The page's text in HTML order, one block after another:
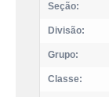
Seção:
Divisão:
Grupo:
Classe: